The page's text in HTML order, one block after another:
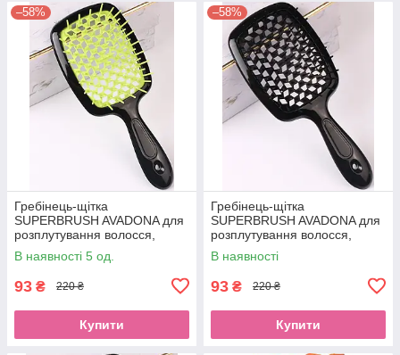
–58%
Гребінець-щітка
SUPERBRUSH AVADONA для
розплутування волосся,
зелена
В наявності 5 од.
93 ₴ 220 ₴
Купити
–58%
Гребінець-щітка
SUPERBRUSH AVADONA для
розплутування волосся,
чорна
В наявності
93 ₴ 220 ₴
Купити